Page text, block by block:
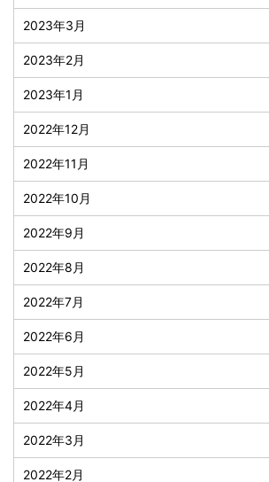
2023年3月
2023年2月
2023年1月
2022年12月
2022年11月
2022年10月
2022年9月
2022年8月
2022年7月
2022年6月
2022年5月
2022年4月
2022年3月
2022年2月